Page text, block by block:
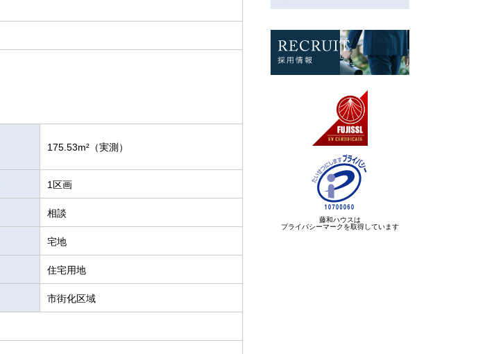
175.53m²（実測）
1区画
相談
宅地
住宅用地
市街化区域
藤和ハウスは
プライバシーマークを取得しています